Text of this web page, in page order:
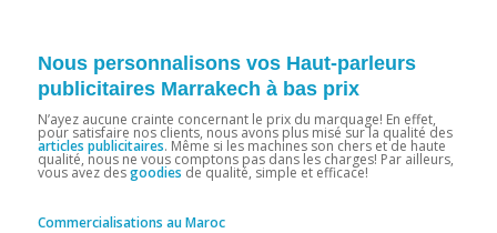
Nous personnalisons vos Haut-parleurs
publicitaires Marrakech à bas prix
N’ayez aucune crainte concernant le prix du marquage! En effet,
pour satisfaire nos clients, nous avons plus misé sur la qualité des
articles publicitaires. Même si les machines son chers et de haute
qualité, nous ne vous comptons pas dans les charges! Par ailleurs,
vous avez desgoodies de qualité, simple et efficace!
Commercialisations au Maroc